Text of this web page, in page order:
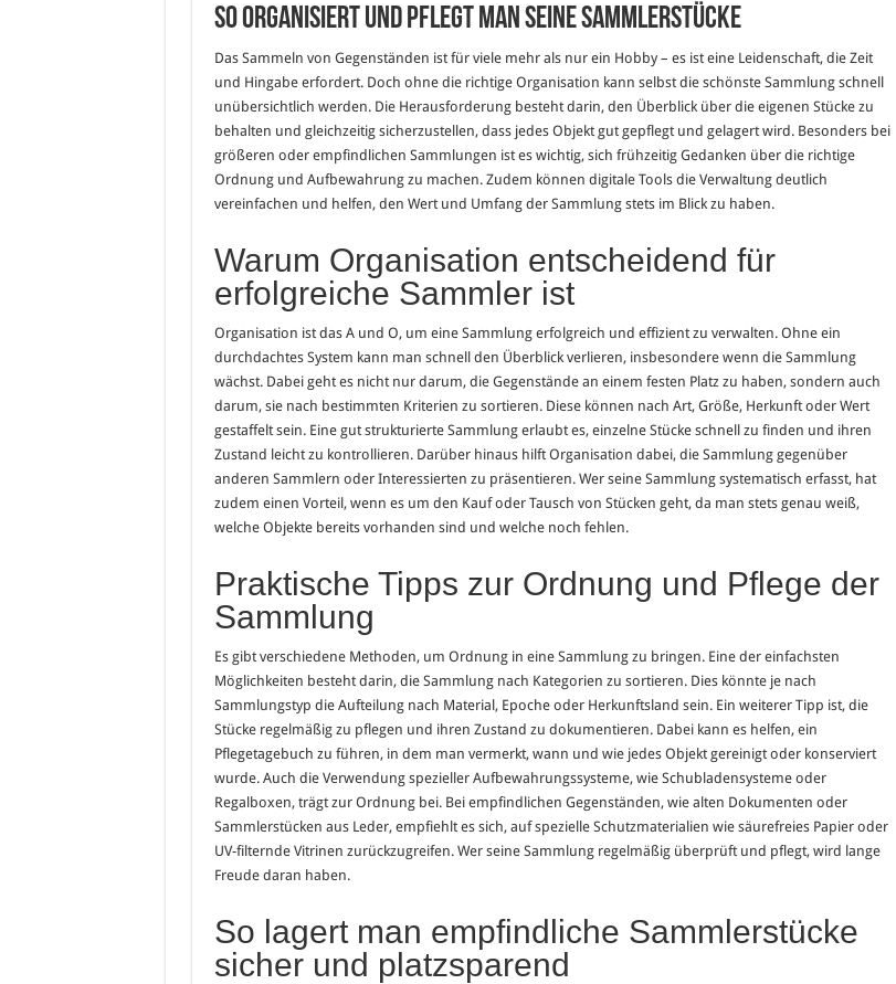
So organisiert und pflegt man seine Sammlerstücke
Das Sammeln von Gegenständen ist für viele mehr als nur ein Hobby – es ist eine Leidenschaft, die Zeit
und Hingabe erfordert. Doch ohne die richtige Organisation kann selbst die schönste Sammlung schnell
unübersichtlich werden. Die Herausforderung besteht darin, den Überblick über die eigenen Stücke zu
behalten und gleichzeitig sicherzustellen, dass jedes Objekt gut gepflegt und gelagert wird. Besonders bei
größeren oder empfindlichen Sammlungen ist es wichtig, sich frühzeitig Gedanken über die richtige
Ordnung und Aufbewahrung zu machen. Zudem können digitale Tools die Verwaltung deutlich
vereinfachen und helfen, den Wert und Umfang der Sammlung stets im Blick zu haben.
Warum Organisation entscheidend für
erfolgreiche Sammler ist
Organisation ist das A und O, um eine Sammlung erfolgreich und effizient zu verwalten. Ohne ein
durchdachtes System kann man schnell den Überblick verlieren, insbesondere wenn die Sammlung
wächst. Dabei geht es nicht nur darum, die Gegenstände an einem festen Platz zu haben, sondern auch
darum, sie nach bestimmten Kriterien zu sortieren. Diese können nach Art, Größe, Herkunft oder Wert
gestaffelt sein. Eine gut strukturierte Sammlung erlaubt es, einzelne Stücke schnell zu finden und ihren
Zustand leicht zu kontrollieren. Darüber hinaus hilft Organisation dabei, die Sammlung gegenüber
anderen Sammlern oder Interessierten zu präsentieren. Wer seine Sammlung systematisch erfasst, hat
zudem einen Vorteil, wenn es um den Kauf oder Tausch von Stücken geht, da man stets genau weiß,
welche Objekte bereits vorhanden sind und welche noch fehlen.
Praktische Tipps zur Ordnung und Pflege der
Sammlung
Es gibt verschiedene Methoden, um Ordnung in eine Sammlung zu bringen. Eine der einfachsten
Möglichkeiten besteht darin, die Sammlung nach Kategorien zu sortieren. Dies könnte je nach
Sammlungstyp die Aufteilung nach Material, Epoche oder Herkunftsland sein. Ein weiterer Tipp ist, die
Stücke regelmäßig zu pflegen und ihren Zustand zu dokumentieren. Dabei kann es helfen, ein
Pflegetagebuch zu führen, in dem man vermerkt, wann und wie jedes Objekt gereinigt oder konserviert
wurde. Auch die Verwendung spezieller Aufbewahrungssysteme, wie Schubladensysteme oder
Regalboxen, trägt zur Ordnung bei. Bei empfindlichen Gegenständen, wie alten Dokumenten oder
Sammlerstücken aus Leder, empfiehlt es sich, auf spezielle Schutzmaterialien wie säurefreies Papier oder
UV-filternde Vitrinen zurückzugreifen. Wer seine Sammlung regelmäßig überprüft und pflegt, wird lange
Freude daran haben.
So lagert man empfindliche Sammlerstücke
sicher und platzsparend